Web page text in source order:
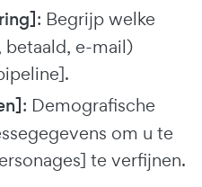
: Begrijp welke
betaald, e-mail)
: Demografische
om u te
te verfijnen.